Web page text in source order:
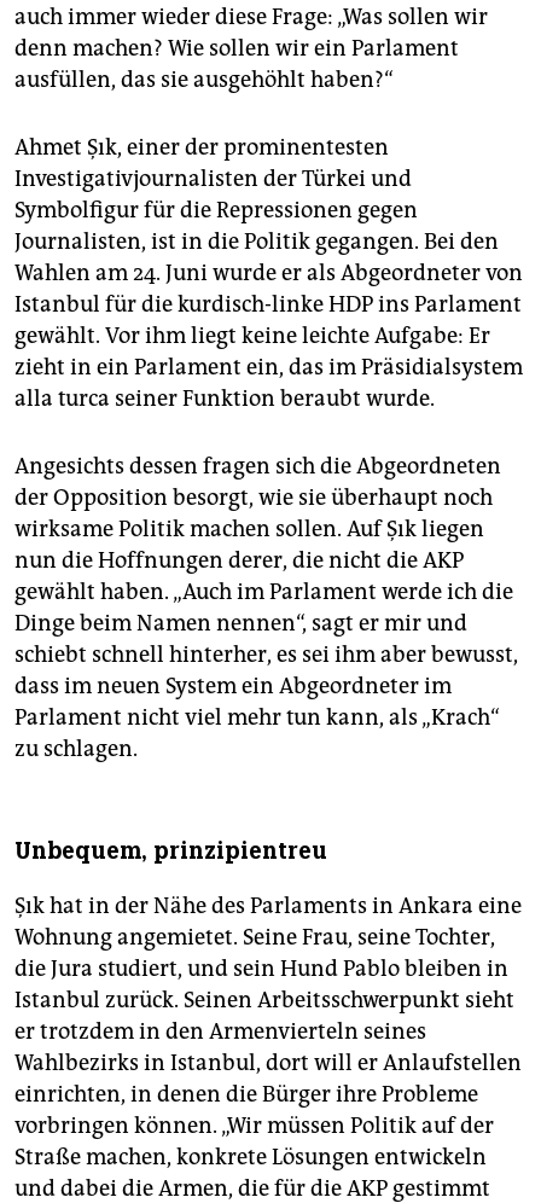
auch immer wieder diese Frage: „Was sollen wir
denn machen? Wie sollen wir ein Parlament
ausfüllen, das sie ausgehöhlt haben?“
Ahmet Şık, einer der prominentesten
Investigativjournalisten der Türkei und
Symbolfigur für die Repressionen gegen
Journalisten, ist in die Politik gegangen. Bei den
Wahlen am 24. Juni wurde er als Abgeordneter von
Istanbul für die kurdisch-linke HDP ins Parlament
gewählt. Vor ihm liegt keine leichte Aufgabe: Er
zieht in ein Parlament ein, das im Präsidialsystem
alla turca seiner Funktion beraubt wurde.
Angesichts dessen fragen sich die Abgeordneten
der Opposition besorgt, wie sie überhaupt noch
wirksame Politik machen sollen. Auf Şık liegen
nun die Hoffnungen derer, die nicht die AKP
gewählt haben. „Auch im Parlament werde ich die
Dinge beim Namen nennen“, sagt er mir und
schiebt schnell hinterher, es sei ihm aber bewusst,
dass im neuen System ein Abgeordneter im
Parlament nicht viel mehr tun kann, als „Krach“
zu schlagen.
Unbequem, prinzipientreu
Şık hat in der Nähe des Parlaments in Ankara eine
Wohnung angemietet. Seine Frau, seine Tochter,
die Jura studiert, und sein Hund Pablo bleiben in
Istanbul zurück. Seinen Arbeitsschwerpunkt sieht
er trotzdem in den Armenvierteln seines
Wahlbezirks in Istanbul, dort will er Anlaufstellen
einrichten, in denen die Bürger ihre Probleme
vorbringen können. „Wir müssen Politik auf der
Straße machen, konkrete Lösungen entwickeln
und dabei die Armen, die für die AKP gestimmt